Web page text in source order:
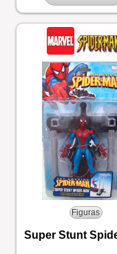
Figuras
Super Stunt